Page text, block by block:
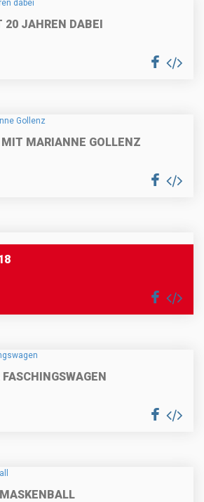
20 JAHREN DABEI
MARIANNE GOLLENZ